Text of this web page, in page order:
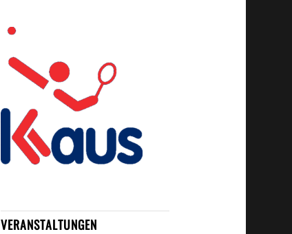
VERANSTALTUNGEN